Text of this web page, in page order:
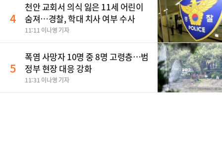
4
천안 교회서 의식 잃은 11세 어린이
숨져…경찰, 학대 치사 여부 수사
11:11 이나영 기자
5
폭염 사망자 10명 중 8명 고령층…범
정부 현장 대응 강화
11:31 이나영 기자